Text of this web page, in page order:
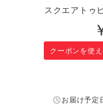
スクエアトゥ
クーポンを使
お届け予定